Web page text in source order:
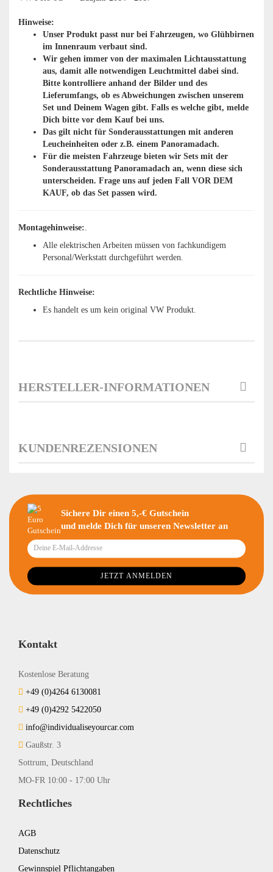
Hinweise:
Unser Produkt passt nur bei Fahrzeugen, wo Glühbirnen
im Innenraum verbaut sind. ​
Wir gehen immer von der maximalen Lichtausstattung
aus, damit alle notwendigen Leuchtmittel dabei sind.
Bitte kontrolliere anhand der Bilder und des
Lieferumfangs, ob es Abweichungen zwischen unserem
Set und Deinem Wagen gibt. Falls es welche gibt, melde
Dich bitte vor dem Kauf bei uns.
Das gilt nicht für Sonderausstattungen mit anderen
Leucheinheiten oder z.B. einem Panoramadach.
Für die meisten Fahrzeuge bieten wir Sets mit der
Sonderausstattung Panoramadach an, wenn diese sich
unterscheiden. Frage uns auf jeden Fall VOR DEM
KAUF, ob das Set passen wird.
Montagehinweise:
Alle elektrischen Arbeiten müssen von fachkundigem
Personal/Werkstatt durchgeführt werden.
Rechtliche Hinweise:
Es handelt es um kein original VW Produkt.
HERSTELLER-INFORMATIONEN
KUNDENREZENSIONEN
Sichere Dir einen 5,-€ Gutschein
und melde Dich für unseren Newsletter an
Kontakt
Kostenlose Beratung
+49 (0)4264 6130081
+49 (0)4292 5422050
info@individualiseyourcar.com
Gaußstr. 3
Sottrum, Deutschland
MO-FR 10:00 - 17:00 Uhr
Rechtliches
AGB
Datenschutz
Gewinnspiel Pflichtangaben